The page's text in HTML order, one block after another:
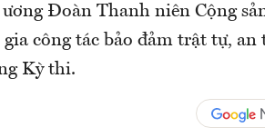
Đoàn Thanh niên Cộng
công tác bảo đảm trật tự,
Kỳ thi.